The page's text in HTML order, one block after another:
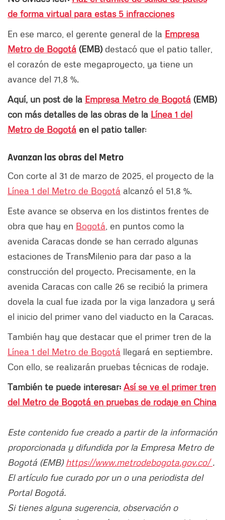
de forma virtual para estas 5 infracciones
En ese marco, el gerente general de la Empresa
Metro de Bogotá (EMB) destacó que el patio taller,
el corazón de este megaproyecto, ya tiene un
avance del 71,8 %.
Aquí, un post de la Empresa Metro de Bogotá (EMB)
con más detalles de las obras de la Línea 1 del
Metro de Bogotá en el patio taller:
Avanzan las obras del Metro
Con corte al 31 de marzo de 2025, el proyecto de la
Línea 1 del Metro de Bogotá alcanzó el 51,8 %.
Este avance se observa en los distintos frentes de
obra que hay en Bogotá , en puntos como la
avenida Caracas donde se han cerrado algunas
estaciones de TransMilenio para dar paso a la
construcción del proyecto. Precisamente, en la
avenida Caracas con calle 26 se recibió la primera
dovela la cual fue izada por la viga lanzadora y será
el inicio del primer vano del viaducto en la Caracas.
También hay que destacar que el primer tren de la
Línea 1 del Metro de Bogotá llegará en septiembre.
Con ello, se realizarán pruebas técnicas de rodaje.
También te puede interesar: Así se ve el primer tren
del Metro de Bogotá en pruebas de rodaje en China
Este contenido fue creado a partir de la información
proporcionada y difundida por la Empresa Metro de
Bogotá (EMB) https://www.metrodebogota.gov.co/.
El artículo fue curado por un o una periodista del
Portal Bogotá.
Si tienes alguna sugerencia, observación o